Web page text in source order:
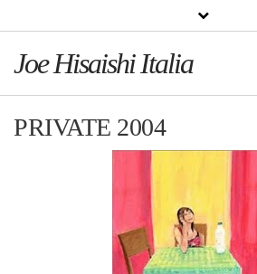
Joe Hisaishi Italia
PRIVATE 2004